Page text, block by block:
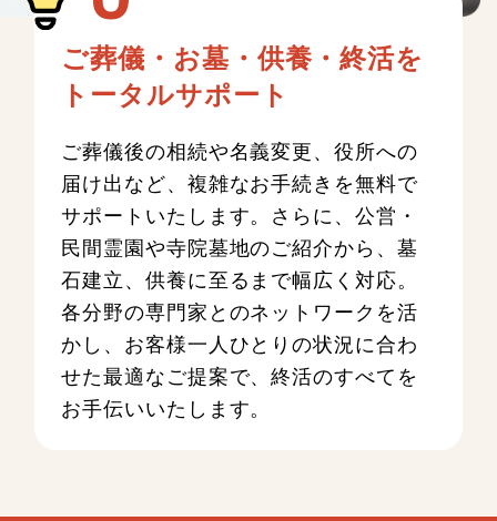
ご葬儀・お墓・供養・終活を
トータルサポート
ご葬儀後の相続や名義変更、役所への
届け出など、複雑なお手続きを無料で
サポートいたします。さらに、公営・
民間霊園や寺院墓地のご紹介から、墓
石建立、供養に至るまで幅広く対応。
各分野の専門家とのネットワークを活
かし、お客様一人ひとりの状況に合わ
せた最適なご提案で、終活のすべてを
お手伝いいたします。